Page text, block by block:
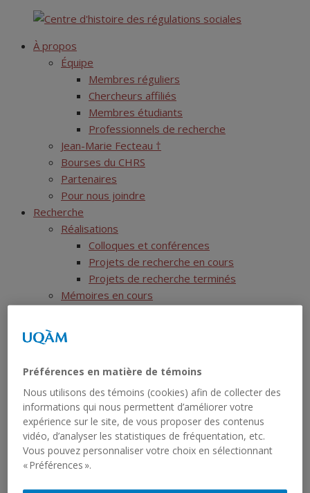
content
Centre d'histoire des régulations sociales
À propos
Équipe
Membres réguliers
Chercheurs affiliés
Membres étudiants
Professionnels de recherche
Jean-Marie Fecteau †
Bourses du CHRS
Partenaires
Pour nous joindre
Recherche
Réalisations
Colloques et conférences
Projets de recherche en cours
Projets de recherche terminés
Mémoires en cours
Thèses terminées
Activités scientifiques
Ressources
SIRS
Liste des jeux de données
Liste des rapports sériels
RCHTQ
Préférences en matière de témoins
Nous utilisons des témoins (cookies) afin de collecter des
informations qui nous permettent d’améliorer votre
expérience sur le site, de vous proposer des contenus
vidéo, d’analyser les statistiques de fréquentation, etc.
Vous pouvez personnaliser votre choix en sélectionnant
« Préférences ».